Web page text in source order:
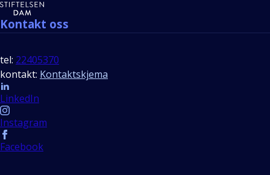
Kontakt oss
tel: 22405370
kontakt: Kontaktskjema
Follow us
LinkedIn
Instagram
Facebook